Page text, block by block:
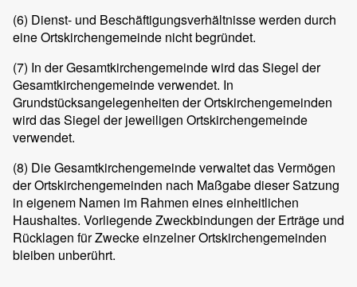
(6) Dienst- und Beschäftigungsverhältnisse werden durch
eine Ortskirchengemeinde nicht begründet.
(7) In der Gesamtkirchengemeinde wird das Siegel der
Gesamtkirchengemeinde verwendet. In
Grundstücksangelegenheiten der Ortskirchengemeinden
wird das Siegel der jeweiligen Ortskirchengemeinde
verwendet.
(8) Die Gesamtkirchengemeinde verwaltet das Vermögen
der Ortskirchengemeinden nach Maßgabe dieser Satzung
in eigenem Namen im Rahmen eines einheitlichen
Haushaltes. Vorliegende Zweckbindungen der Erträge und
Rücklagen für Zwecke einzelner Ortskirchengemeinden
bleiben unberührt.